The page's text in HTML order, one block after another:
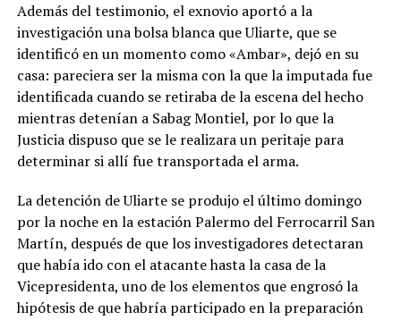
Además del testimonio, el exnovio aportó a la
investigación una bolsa blanca que Uliarte, que se
identificó en un momento como «Ambar», dejó en su
casa: pareciera ser la misma con la que la imputada fue
identificada cuando se retiraba de la escena del hecho
mientras detenían a Sabag Montiel, por lo que la
Justicia dispuso que se le realizara un peritaje para
determinar si allí fue transportada el arma.
La detención de Uliarte se produjo el último domingo
por la noche en la estación Palermo del Ferrocarril San
Martín, después de que los investigadores detectaran
que había ido con el atacante hasta la casa de la
Vicepresidenta, uno de los elementos que engrosó la
hipótesis de que habría participado en la preparación